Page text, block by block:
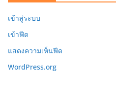
เข้าสู่ระบบ
เข้าฟีด
แสดงความเห็นฟีด
WordPress.org